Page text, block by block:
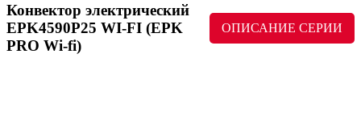
Конвектор электрический
EPK4590P25 WI-FI (EPK
PRO Wi-fi)
ОПИСАНИЕ СЕРИИ